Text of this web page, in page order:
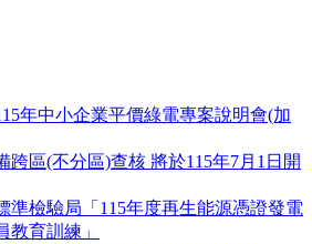
年中小企業平價綠電專案說明會(加
跨區(不分區)查核 將於115年7月1日開
準檢驗局「115年度再生能源憑證發電
教育訓練」